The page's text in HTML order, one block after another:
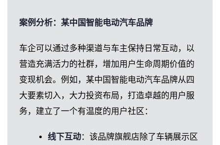
案例分析：某中国智能电动汽车品牌
车企可以通过多种渠道与车主保持日常互动，以
营造充满活力的社群，增加用户生命周期价值的
变现机会。例如，某中国智能电动汽车品牌从四
大要素切入，大力投资布局，打造卓越的用户服
务，建立了一个有温度的用户社区：
线下互动：该品牌旗舰店除了车辆展示区